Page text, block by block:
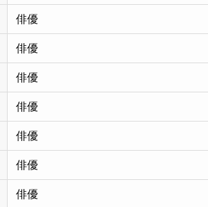
俳優
俳優
俳優
俳優
俳優
俳優
俳優